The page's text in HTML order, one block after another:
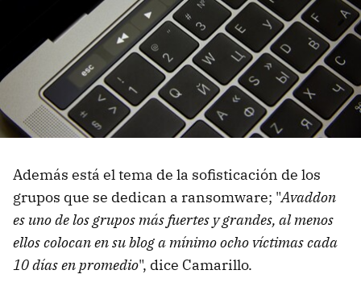
Además está el tema de la sofisticación de los
grupos que se dedican a ransomware; "Avaddon
es uno de los grupos más fuertes y grandes, al menos
ellos colocan en su blog a mínimo ocho víctimas cada
10 días en promedio", dice Camarillo.